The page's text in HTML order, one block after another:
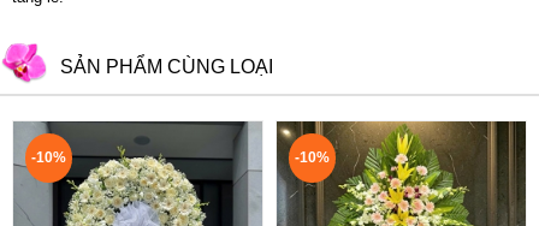
SẢN PHẨM CÙNG LOẠI
-10% -10%